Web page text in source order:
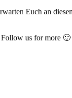
Euch an
us for more 🙂